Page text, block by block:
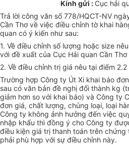
Kính gửi : Cục hải
Trả lời công văn số 778/HQCT-NV
Cần Thơ về việc điều chỉnh tờ khai
quan có ý kiến như sau:
1. Về điều chỉnh số lượng hoặc size
với đề xuất của Cục Hải quan Cần
2. Về điều chỉnh trị giá nêu tại điểm 2.2
Trường hợp Công ty Út Xi khai báo
sau có văn bản đề nghị đổi thành kg
giảm hơn so với khai báo) và Công ty
đơn giá, chất lượng, chủng loại, loại
Công ty không ảnh hưởng đến việc
nhập khẩu thì đồng ý cho Công ty
điều kiện giá trị thanh toán trên
phải phù hợp với sự điều chỉnh này.